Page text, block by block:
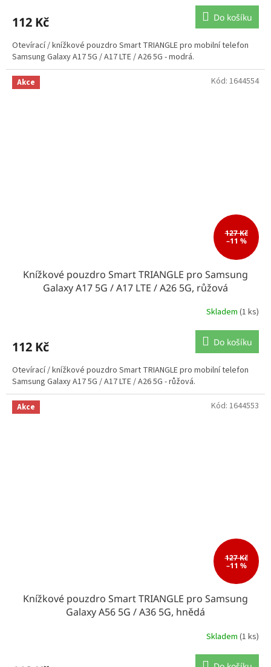
112 Kč Do košíku
Otevírací / knížkové pouzdro Smart TRIANGLE pro mobilní telefon
Samsung Galaxy A17 5G / A17 LTE / A26 5G - modrá.
Akce
127 Kč
–11 %
Knížkové pouzdro Smart TRIANGLE pro Samsung
Galaxy A17 5G / A17 LTE / A26 5G, růžová
Skladem (1 ks)
112 Kč Do košíku
Otevírací / knížkové pouzdro Smart TRIANGLE pro mobilní telefon
Samsung Galaxy A17 5G / A17 LTE / A26 5G - růžová.
Kód: 1644554
Akce
127 Kč
–11 %
Knížkové pouzdro Smart TRIANGLE pro Samsung
Galaxy A56 5G / A36 5G, hnědá
Skladem (1 ks)
Kód: 1644553